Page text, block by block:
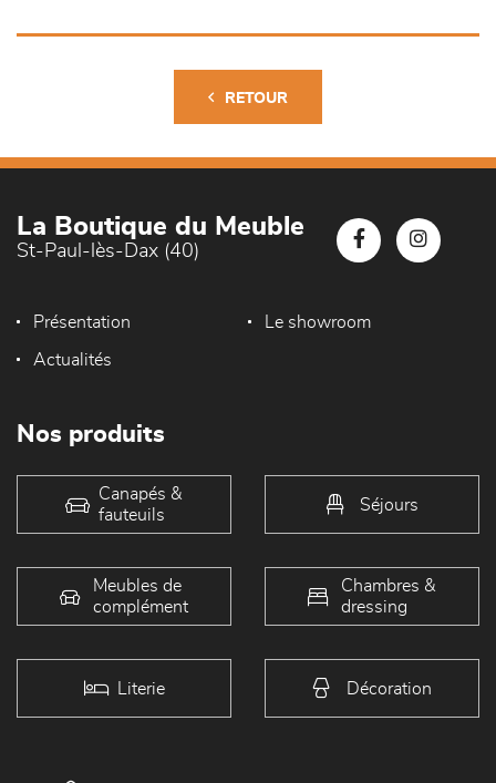
RETOUR
La Boutique du Meuble
St-Paul-lès-Dax (40)
Présentation Le showroom
Actualités
Nos produits
Canapés &
fauteuils
Séjours
Meubles de
complément
Chambres &
dressing
Literie Décoration